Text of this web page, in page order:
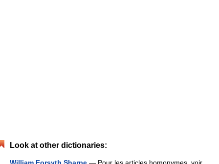
Look at other dictionaries: